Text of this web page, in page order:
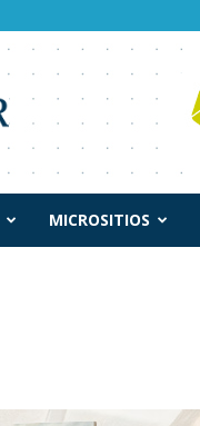
MICROSITIOS